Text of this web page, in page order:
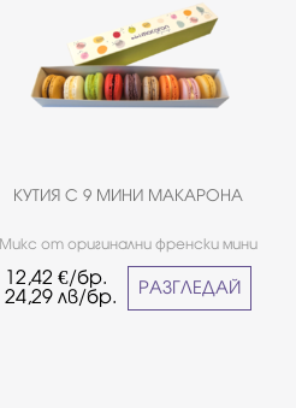
КУТИЯ С 9 МИНИ МАКАРОНА
Микс от оригинални френски мини
макарони шоколадови и плодови
вкусове. *Не е подходящо за хора
страдащи от целиакия.
12,42€/бр.
24,29лв/бр. РАЗГЛЕДАЙ